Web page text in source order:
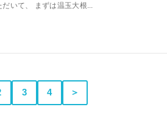
だいて、 まずは温玉大根...
3 4 ＞